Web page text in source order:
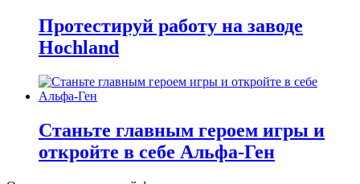
Протестируй работу на заводе
Hochland
Станьте главным героем игры и
откройте в себе Альфа-Ген